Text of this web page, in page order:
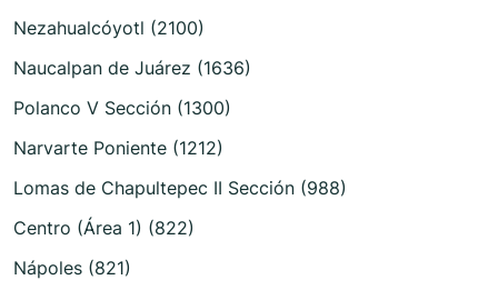
Nezahualcóyotl (2100)
Naucalpan de Juárez (1636)
Polanco V Sección (1300)
Narvarte Poniente (1212)
Lomas de Chapultepec II Sección (988)
Centro (Área 1) (822)
Nápoles (821)